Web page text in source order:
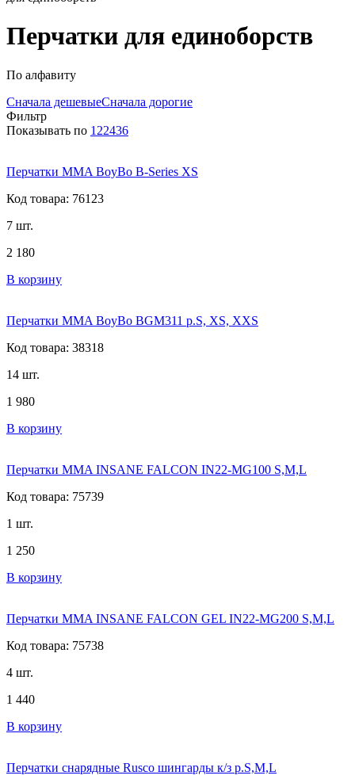
Перчатки для единоборств
По алфавиту
Сначала дешевыеСначала дорогие
Фильтр
Показывать по 122436
Перчатки MMA BoyBo B-Series XS
Код товара: 76123
7 шт.
2 180
В корзину
Перчатки MMA BoyBo BGM311 р.S, XS, XXS
Код товара: 38318
14 шт.
1 980
В корзину
Перчатки MMA INSANE FALCON IN22-MG100 S,M,L
Код товара: 75739
1 шт.
1 250
В корзину
Перчатки MMA INSANE FALCON GEL IN22-MG200 S,M,L
Код товара: 75738
4 шт.
1 440
В корзину
Перчатки снарядные Rusco шингарды к/з р.S,M,L